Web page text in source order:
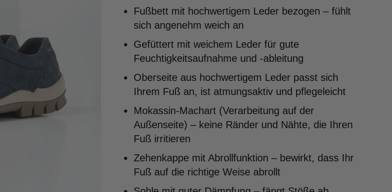
Fußbett mit hochwertigem Leder bezogen – fühlt
sich angenehm weich an
Gefüttert mit weichem Leder für gute
Feuchtigkeitsaufnahme und -ableitung
Oberseite aus hochwertigem Leder passt sich
Ihrem Fuß an, ist atmungsaktiv und pflegeleicht
Mokassin-Machart (Verarbeitung auf der
Außenseite) – keine Ränder und Nähte, die Ihren
Fuß irritieren
Zehenkappe mit Abrollfunktion – bewirkt, dass Ihr
Fuß auf die richtige Weise abrollt